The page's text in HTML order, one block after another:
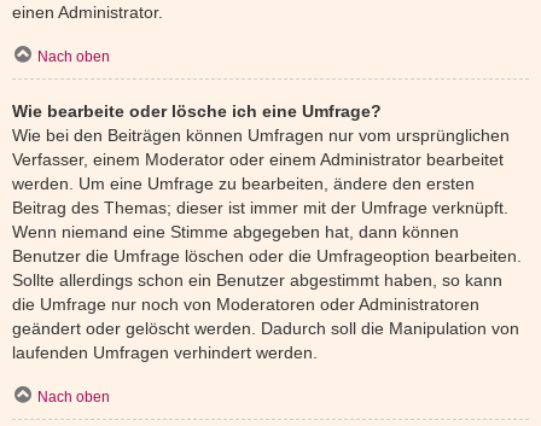
einen Administrator.
Nach oben
Wie bearbeite oder lösche ich eine Umfrage?
Wie bei den Beiträgen können Umfragen nur vom ursprünglichen
Verfasser, einem Moderator oder einem Administrator bearbeitet
werden. Um eine Umfrage zu bearbeiten, ändere den ersten
Beitrag des Themas; dieser ist immer mit der Umfrage verknüpft.
Wenn niemand eine Stimme abgegeben hat, dann können
Benutzer die Umfrage löschen oder die Umfrageoption bearbeiten.
Sollte allerdings schon ein Benutzer abgestimmt haben, so kann
die Umfrage nur noch von Moderatoren oder Administratoren
geändert oder gelöscht werden. Dadurch soll die Manipulation von
laufenden Umfragen verhindert werden.
Nach oben